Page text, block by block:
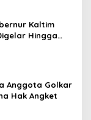
Kaltim
Hingga
Anggota Golkar
Hak Angket